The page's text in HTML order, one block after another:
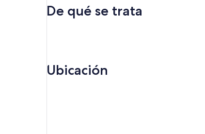
De qué se trata
Ubicación